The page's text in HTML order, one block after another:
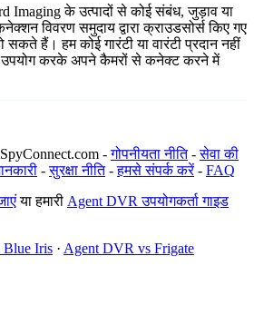
Imaging के उत्पादों से कोई संबंध, जुड़ाव या
विवरण समुदाय द्वारा क्राउडसोर्स किए गए
हैं। हम कोई गारंटी या वारंटी प्रदान नहीं
करके अपने कैमरों से कनेक्ट करने में
-गोपनीयता नीति-सेवा की
-सुरक्षा नीति-हमसे संपर्क करें- FAQ
या हमारी Agent DVR उपयोगकर्ता गाइड
Iris · Agent DVR vs Frigate